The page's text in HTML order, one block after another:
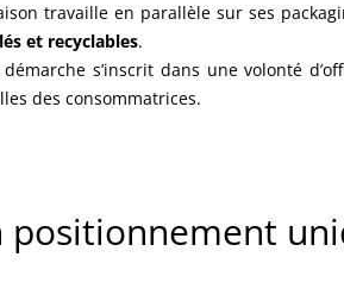
travaille en parallèle sur ses
et recyclables.
démarche s’inscrit dans une volonté
des consommatrices.
positionnement